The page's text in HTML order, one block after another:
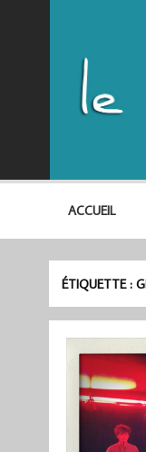
ACCUEIL
ÉTIQUETTE :